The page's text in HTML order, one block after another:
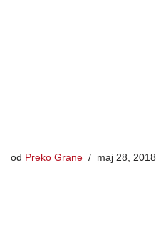
od Preko Grane maj 28, 2018